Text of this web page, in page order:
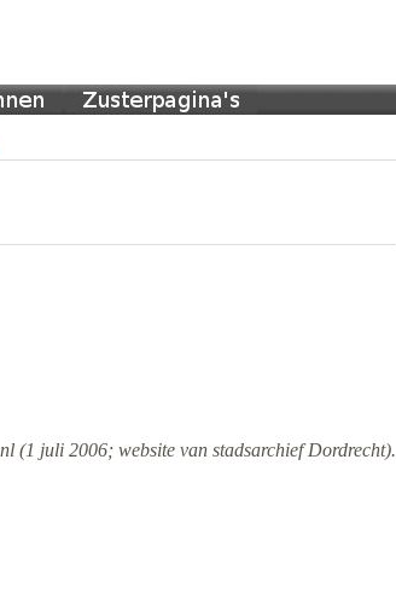
(1 juli 2006; website van stadsarchief Dordrecht).